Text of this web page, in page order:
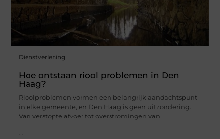
Dienstverlening
Hoe ontstaan riool problemen in Den
Haag?
Rioolproblemen vormen een belangrijk aandachtspunt
in elke gemeente, en Den Haag is geen uitzondering.
Van verstopte afvoer tot overstromingen van